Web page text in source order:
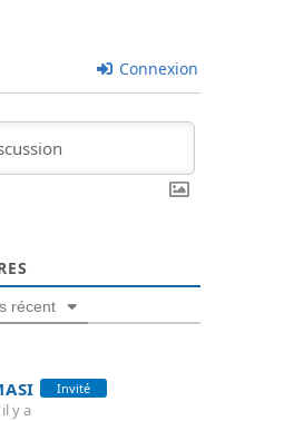
Connexion
récent
Invité
y a